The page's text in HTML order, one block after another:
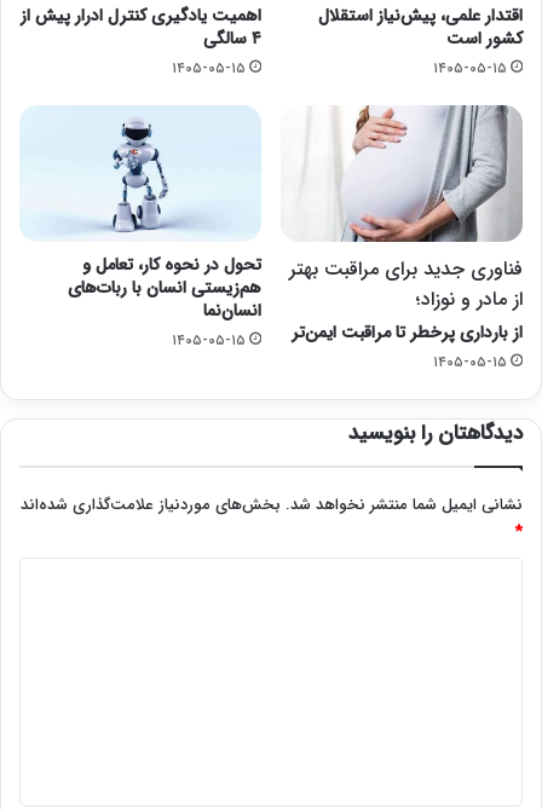
اقتدار علمی، پیش‌نیاز استقلال
کشور است
۱۴۰۵-۰۵-۱۵
اهمیت یادگیری کنترل ادرار پیش از
۴ سالگی
۱۴۰۵-۰۵-۱۵
فناوری جدید برای مراقبت بهتر
از مادر و نوزاد؛
از بارداری پرخطر تا مراقبت ایمن‌تر
۱۴۰۵-۰۵-۱۵
تحول در نحوه کار، تعامل و
هم‌زیستی انسان با ربات‌های
انسان‌نما
۱۴۰۵-۰۵-۱۵
دیدگاهتان را بنویسید
نشانی ایمیل شما منتشر نخواهد شد. بخش‌های موردنیاز علامت‌گذاری شده‌اند
*